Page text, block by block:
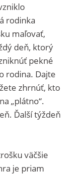
rodinka
maľovať,
deň, ktorý
pekné
rodina. Dajte
zhrnúť, kto
„plátno“.
Ďalší týždeň
väčšie
je priam